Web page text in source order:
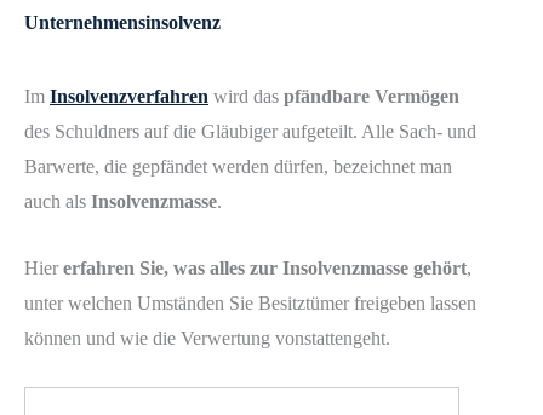
Unternehmensinsolvenz
Im Insolvenzverfahren wird das pfändbare Vermögen
des Schuldners auf die Gläubiger aufgeteilt. Alle Sach- und
Barwerte, die gepfändet werden dürfen, bezeichnet man
auch als Insolvenzmasse.
Hier erfahren Sie, was alles zur Insolvenzmasse gehört,
unter welchen Umständen Sie Besitztümer freigeben lassen
können und wie die Verwertung vonstattengeht.